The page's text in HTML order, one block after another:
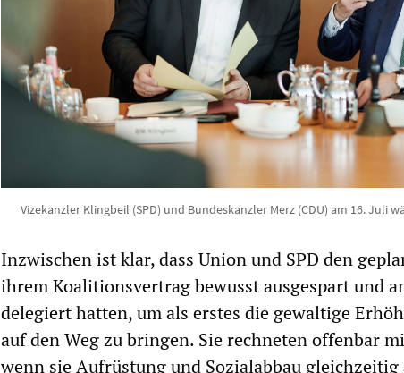
Vizekanzler Klingbeil (SPD) und Bundeskanzler Merz (CDU) am 16. Juli
Inzwischen ist klar, dass Union und SPD den
ihrem Koalitionsvertrag bewusst ausgespart und
delegiert hatten, um als erstes die gewaltige
auf den Weg zu bringen. Sie rechneten offenbar
wenn sie Aufrüstung und Sozialabbau